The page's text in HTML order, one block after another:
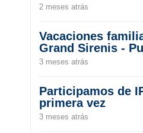
2 meses atrás
Vacaciones
Grand Sirenis -
3 meses atrás
Participamos de
primera vez
3 meses atrás